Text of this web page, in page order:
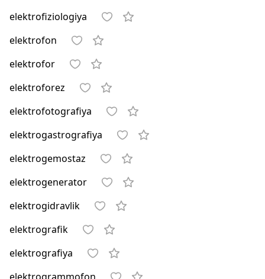
elektrofiziologiya
elektrofon
elektrofor
elektroforez
elektrofotografiya
elektrogastrografiya
elektrogemostaz
elektrogenerator
elektrogidravlik
elektrografik
elektrografiya